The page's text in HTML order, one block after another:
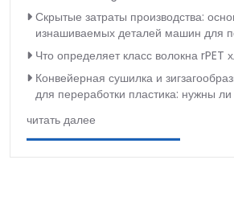
Скрытые затраты производства:
изнашиваемых деталей машин для
Что определяет класс волокна rPET
Конвейерная сушилка и
для переработки пластика: нужны
читать далее